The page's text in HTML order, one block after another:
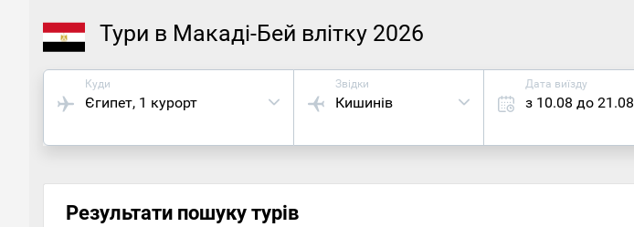
Тури в Макаді-Бей влітку 2026
Куди
Єгипет, 1 курорт
Звідки
Кишинів
Дата виїзду
з 10.08 до 21.08
Результати пошуку турів